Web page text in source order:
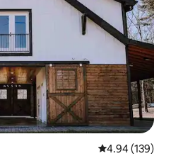
평점 4.94점(5
4.94 (139)